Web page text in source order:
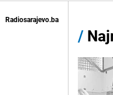
Radiosarajevo.ba
/